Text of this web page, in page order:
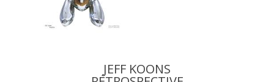
JEFF KOONS